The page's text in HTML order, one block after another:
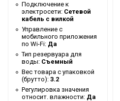
Таймер на отключение
Работает с Марусей
Высота упаковки товара
Работает с Алисой
Передвижная стойка
Количество
бактерицидных ламп
Подключение к
электросети: Сетевой
кабель с вилкой
Управление c
мобильного приложения
по Wi-Fi: Да
Тип резервуара для
воды: Съемный
Вес товара с упаковкой
(брутто): 3.2
Регулировка значения
относит. влажности: Да